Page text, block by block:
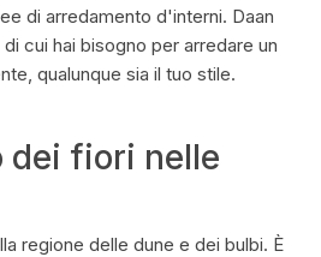
di arredamento d'interni. Daan
cui hai bisogno per arredare un
qualunque sia il tuo stile.
dei fiori nelle
regione delle dune e dei bulbi. È